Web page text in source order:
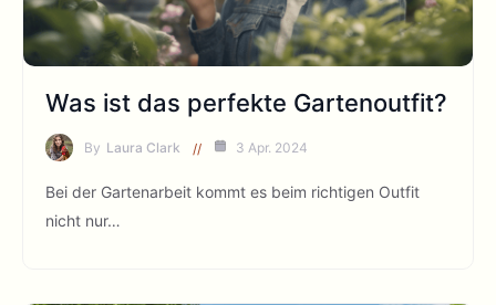
Was ist das perfekte Gartenoutfit?
By Laura Clark 3 Apr. 2024
Bei der Gartenarbeit kommt es beim richtigen Outfit
nicht nur…